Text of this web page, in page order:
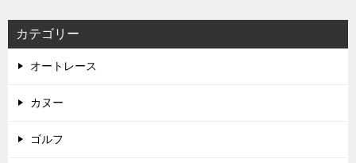
カテゴリー
オートレース
カヌー
ゴルフ